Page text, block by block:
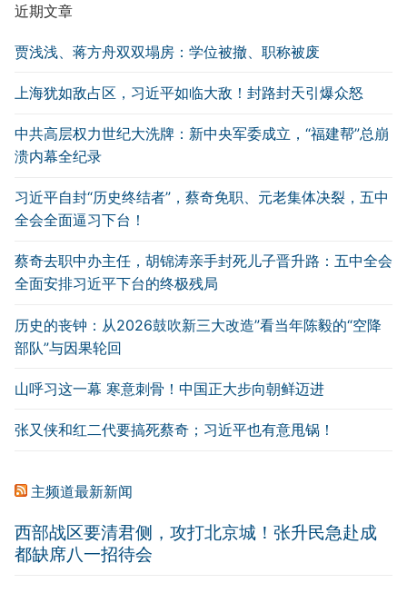
近期文章
贾浅浅、蒋方舟双双塌房：学位被撤、职称被废
上海犹如敌占区，习近平如临大敌！封路封天引爆众怒
中共高层权力世纪大洗牌：新中央军委成立，“福建帮”总崩
溃内幕全纪录
习近平自封“历史终结者”，蔡奇免职、元老集体决裂，五中
全会全面逼习下台！
蔡奇去职中办主任，胡锦涛亲手封死儿子晋升路：五中全会
全面安排习近平下台的终极残局
历史的丧钟：从2026鼓吹新三大改造”看当年陈毅的“空降
部队”与因果轮回
山呼习这一幕 寒意刺骨！中国正大步向朝鲜迈进
张又侠和红二代要搞死蔡奇；习近平也有意甩锅！
主频道最新新闻
西部战区要清君侧，攻打北京城！张升民急赴成
都缺席八一招待会